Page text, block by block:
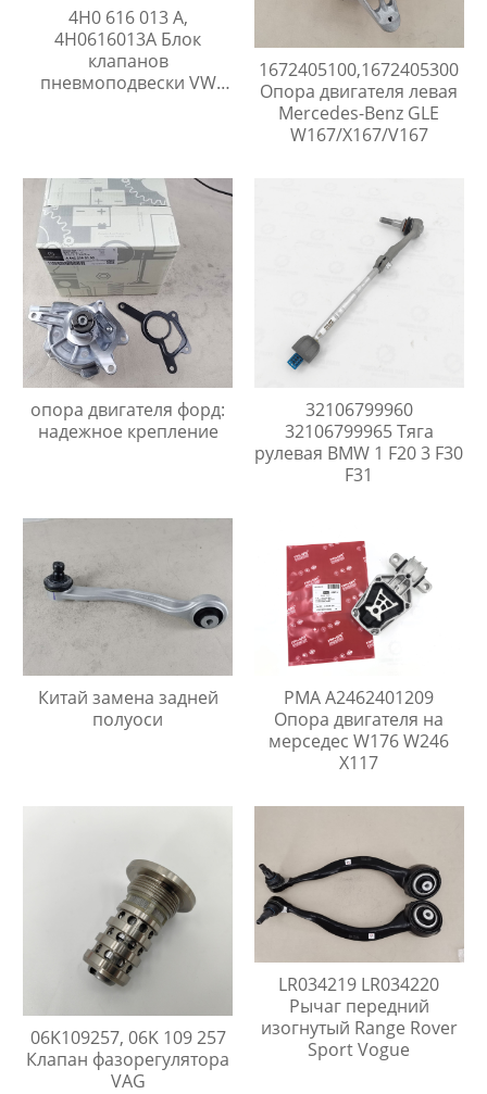
4H0 616 013 A,
4H0616013A Блок
клапанов
пневмоподвески VW
1672405100,1672405300
Опора двигателя левая
Mercedes-Benz GLE
W167/X167/V167
опора двигателя форд:
надежное крепление
32106799960
32106799965 Тяга
рулевая BMW 1 F20 3 F30
F31
Китай замена задней
полуоси
PMA A2462401209
Опора двигателя на
мерседес W176 W246
X117
06K109257, 06K 109 257
Клапан фазорегулятора
VAG
LR034219 LR034220
Рычаг передний
изогнутый Range Rover
Sport Vogue